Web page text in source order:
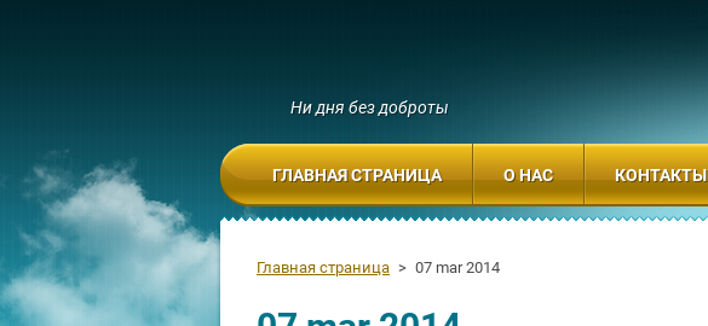
Ни дня без доброты
Главная страница > 07 mar 2014
ГЛАВНАЯ СТРАНИЦА О НАС КОНТАКТЫ